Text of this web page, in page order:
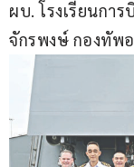
ผบ. โรงเรียนกา
จักรพงษ์ กองทัพ